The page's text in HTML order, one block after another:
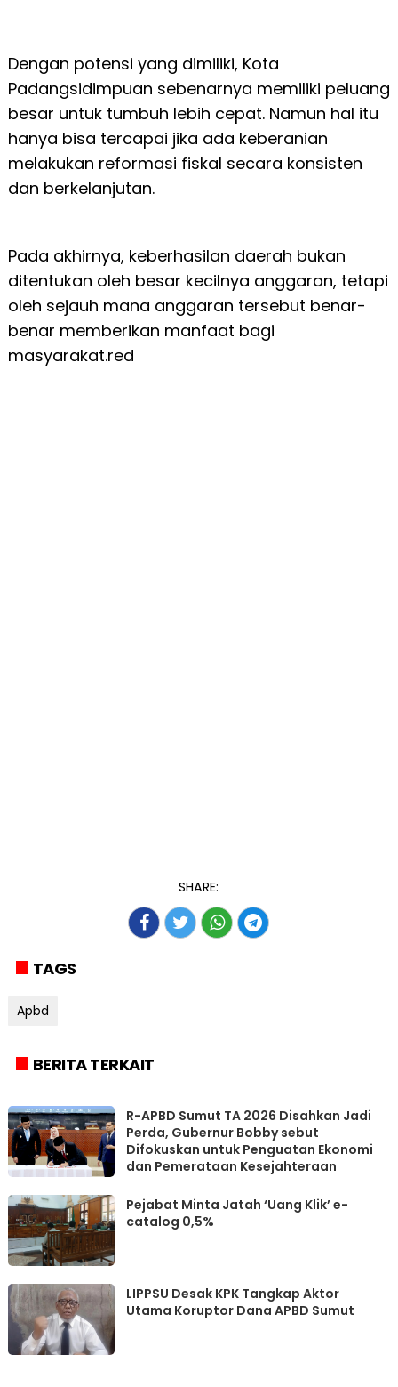
Dengan potensi yang dimiliki, Kota
Padangsidimpuan sebenarnya memiliki peluang
besar untuk tumbuh lebih cepat. Namun hal itu
hanya bisa tercapai jika ada keberanian
melakukan reformasi fiskal secara konsisten
dan berkelanjutan.
Pada akhirnya, keberhasilan daerah bukan
ditentukan oleh besar kecilnya anggaran, tetapi
oleh sejauh mana anggaran tersebut benar-
benar memberikan manfaat bagi
masyarakat.red
SHARE:
TAGS
Apbd
BERITA TERKAIT
R-APBD Sumut TA 2026 Disahkan Jadi
Perda, Gubernur Bobby sebut
Difokuskan untuk Penguatan Ekonomi
dan Pemerataan Kesejahteraan
Pejabat Minta Jatah ‘Uang Klik’ e-
catalog 0,5%
LIPPSU Desak KPK Tangkap Aktor
Utama Koruptor Dana APBD Sumut